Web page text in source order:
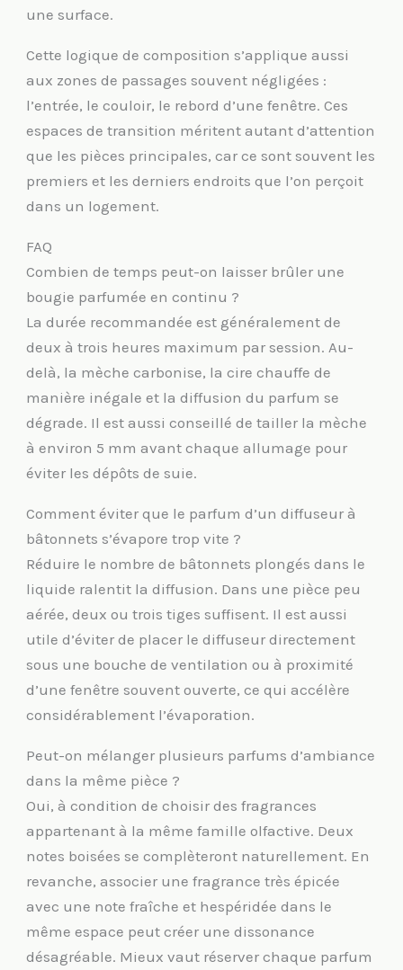
une surface.
Cette logique de composition s’applique aussi
aux zones de passages souvent négligées :
l’entrée, le couloir, le rebord d’une fenêtre. Ces
espaces de transition méritent autant d’attention
que les pièces principales, car ce sont souvent les
premiers et les derniers endroits que l’on perçoit
dans un logement.
FAQ
Combien de temps peut-on laisser brûler une
bougie parfumée en continu ?
La durée recommandée est généralement de
deux à trois heures maximum par session. Au-
delà, la mèche carbonise, la cire chauffe de
manière inégale et la diffusion du parfum se
dégrade. Il est aussi conseillé de tailler la mèche
à environ 5 mm avant chaque allumage pour
éviter les dépôts de suie.
Comment éviter que le parfum d’un diffuseur à
bâtonnets s’évapore trop vite ?
Réduire le nombre de bâtonnets plongés dans le
liquide ralentit la diffusion. Dans une pièce peu
aérée, deux ou trois tiges suffisent. Il est aussi
utile d’éviter de placer le diffuseur directement
sous une bouche de ventilation ou à proximité
d’une fenêtre souvent ouverte, ce qui accélère
considérablement l’évaporation.
Peut-on mélanger plusieurs parfums d’ambiance
dans la même pièce ?
Oui, à condition de choisir des fragrances
appartenant à la même famille olfactive. Deux
notes boisées se complèteront naturellement. En
revanche, associer une fragrance très épicée
avec une note fraîche et hespéridée dans le
même espace peut créer une dissonance
désagréable. Mieux vaut réserver chaque parfum